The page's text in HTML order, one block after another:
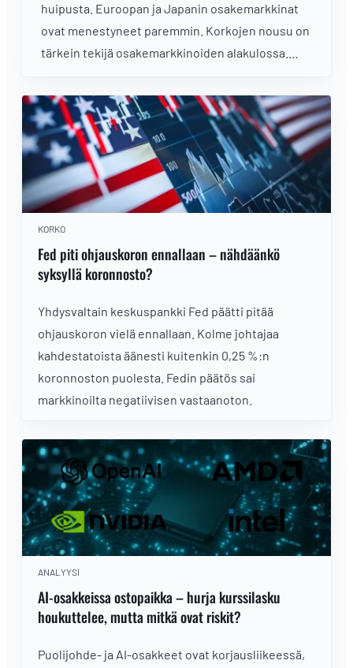
huipusta. Euroopan ja Japanin osakemarkkinat
ovat menestyneet paremmin. Korkojen nousu on
tärkein tekijä osakemarkkinoiden alakulossa.
takaisin nousuun?
KORKO
Fed piti ohjauskoron ennallaan – nähdäänkö
syksyllä koronnosto?
Yhdysvaltain keskuspankki Fed päätti pitää
ohjauskoron vielä ennallaan. Kolme johtajaa
kahdestatoista äänesti kuitenkin 0,25 %:n
koronnoston puolesta. Fedin päätös sai
markkinoilta negatiivisen vastaanoton.
ANALYYSI
AI-osakkeissa ostopaikka – hurja kurssilasku
houkuttelee, mutta mitkä ovat riskit?
Puolijohde- ja AI-osakkeet ovat korjausliikeessä,